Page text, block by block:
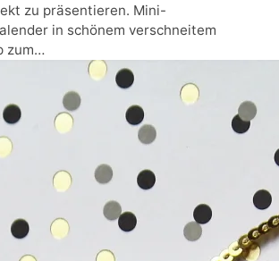
zu präsentieren. Mini-
in schönem verschneitem
zum…